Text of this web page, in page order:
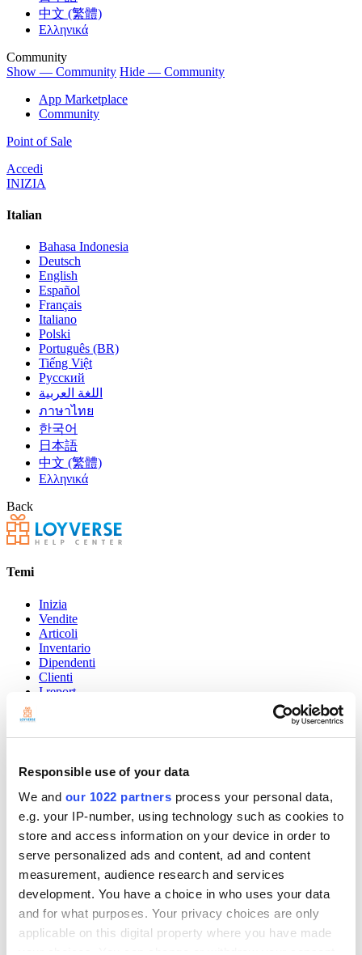
Responsible use of your data
We and our 1022 partners process your personal data,
e.g. your IP-number, using technology such as cookies to
store and access information on your device in order to
serve personalized ads and content, ad and content
measurement, audience research and services
development. You have a choice in who uses your data
and for what purposes. Your privacy choices are only
applicable on this digital property where you have made
中文 (繁體)
Ελληνικά
Community
Show — Community Hide — Community
App Marketplace
Community
Point of Sale
Accedi
INIZIA
Italian
Bahasa Indonesia
Deutsch
English
Español
Français
Italiano
Polski
Português (BR)
Tiếng Việt
Русский
اللغة العربية
ภาษาไทย
한국어
日本語
中文 (繁體)
Ελληνικά
Back
Temi
Inizia
Vendite
Articoli
Inventario
Dipendenti
Clienti
I report
Pagamenti
Community
Show — Community Hide — Community
App Marketplace
INIZIA